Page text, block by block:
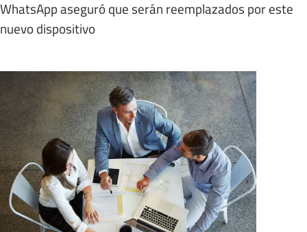
WhatsApp aseguró que serán reemplazados por este
nuevo dispositivo